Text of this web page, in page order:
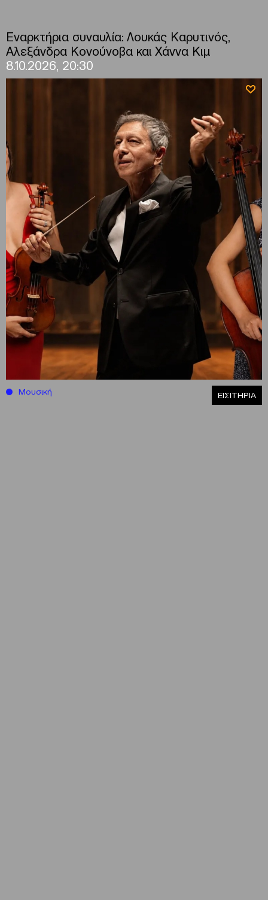
Εναρκτήρια συναυλία: Λουκάς Καρυτινός,
Αλεξάνδρα Κονούνοβα και Χάννα Κιμ
8.10.2026, 20:30
Μουσική ΕΙΣΙΤΗΡΙΑ